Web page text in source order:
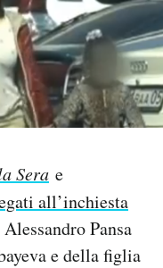
Sera e
all’inchiesta
Pansa
e della figlia